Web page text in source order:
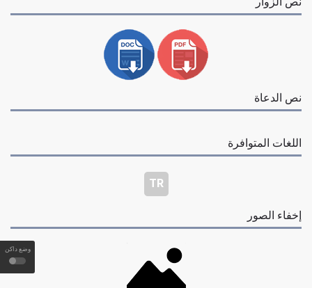
وضع داكن
نص الدعاة
اللغات المتوافرة
TR
إخفاء الصور